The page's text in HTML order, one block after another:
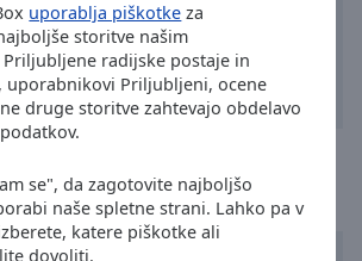
uporablja piškotke za
storitve našim
radijske postaje in
uporabnikovi Priljubljeni, ocene
druge storitve zahtevajo obdelavo
se", da zagotovite najboljšo
naše spletne strani. Lahko pa v
katere piškotke ali
dovoliti.